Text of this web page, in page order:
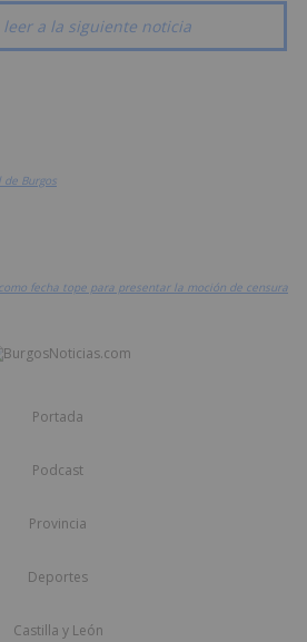
leer a la siguiente noticia
Burgos
fecha tope para presentar la moción de censura
Portada
Podcast
Provincia
Deportes
Castilla y León